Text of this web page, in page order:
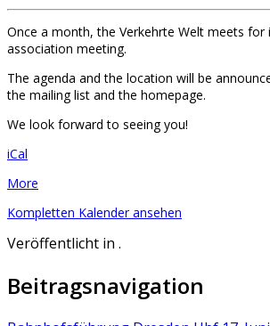
Once a month, the Verkehrte Welt meets for
association meeting.
The agenda and the location will be
the mailing list and the homepage.
We look forward to seeing you!
iCal
More
Kompletten Kalender ansehen
Veröffentlicht in .
Beitragsnavigation